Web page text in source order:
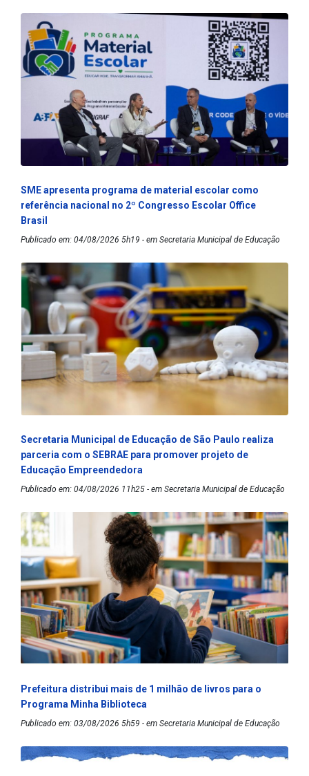
SME apresenta programa de material escolar como
referência nacional no 2º Congresso Escolar Office
Brasil
Publicado em: 04/08/2026 5h19 - em Secretaria Municipal de Educação
Secretaria Municipal de Educação de São Paulo realiza
parceria com o SEBRAE para promover projeto de
Educação Empreendedora
Publicado em: 04/08/2026 11h25 - em Secretaria Municipal de Educação
Prefeitura distribui mais de 1 milhão de livros para o
Programa Minha Biblioteca
Publicado em: 03/08/2026 5h59 - em Secretaria Municipal de Educação